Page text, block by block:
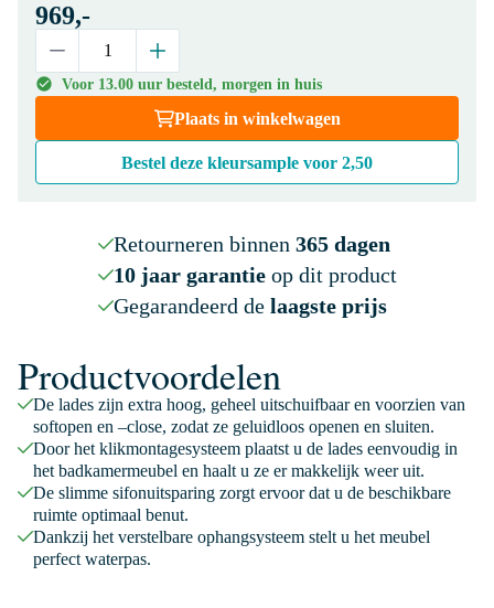
969,-
Voor 13.00 uur besteld, morgen in huis
Plaats in winkelwagen
Bestel deze kleursample voor 2,50
Retourneren binnen 365 dagen
10 jaar garantieop dit product
Gegarandeerd de laagste prijs
Productvoordelen
De lades zijn extra hoog, geheel uitschuifbaar en voorzien van
softopen en –close, zodat ze geluidloos openen en sluiten.
Door het klikmontagesysteem plaatst u de lades eenvoudig in
het badkamermeubel en haalt u ze er makkelijk weer uit.
De slimme sifonuitsparing zorgt ervoor dat u de beschikbare
ruimte optimaal benut.
Dankzij het verstelbare ophangsysteem stelt u het meubel
perfect waterpas.